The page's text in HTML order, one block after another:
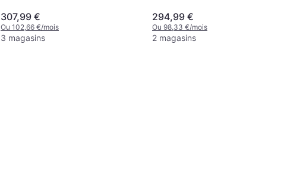
307,99 €
Ou 102,66 €/mois
3 magasins
294,99 €
Ou 98,33 €/mois
2 magasins